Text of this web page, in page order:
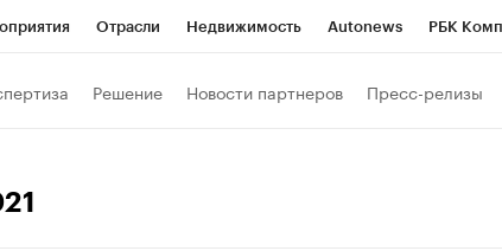
Отрасли Недвижимость Autonews РБК
Решение Новости партнеров Пресс-релизы